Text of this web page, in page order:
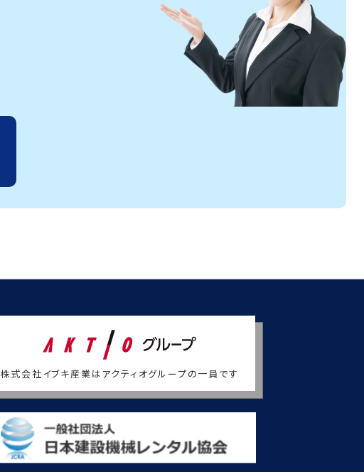
株式会社イブキ産業はアクティオグループの一員です